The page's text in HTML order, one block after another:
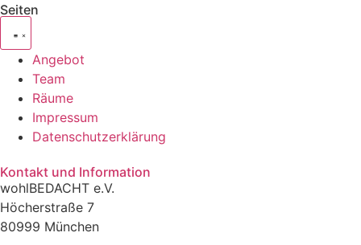
Seiten
Angebot
Team
Räume
Impressum
Datenschutzerklärung
Kontakt und Information
wohlBEDACHT e.V.
Höcherstraße 7
80999 München